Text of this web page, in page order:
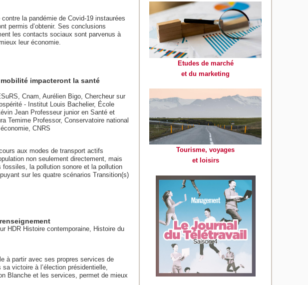
la pandémie de Covid-19 instaurées
permis d’obtenir. Ses conclusions
les contacts sociaux sont parvenus à
leur économie.
impacteront la santé
Cnam, Aurélien Bigo, Chercheur sur
- Institut Louis Bachelier, École
Jean Professeur junior en Santé et
Temime Professor, Conservatoire national
CNRS
aux modes de transport actifs
non seulement directement, mais
la pollution sonore et la pollution
sur les quatre scénarios Transition(s)
HDR Histoire contemporaine, Histoire du
à partir avec ses propres services de
victoire à l’élection présidentielle,
Blanche et les services, permet de mieux
Etudes de marché
et du marketing
Tourisme, voyages
et loisirs